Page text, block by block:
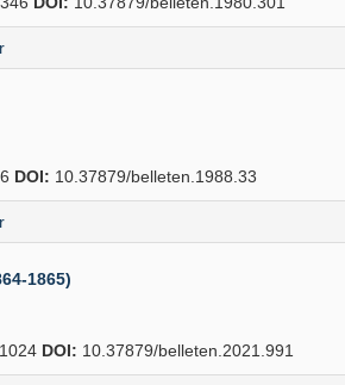
DOI: 10.37879/belleten.1988.33
1865)
DOI: 10.37879/belleten.2021.991